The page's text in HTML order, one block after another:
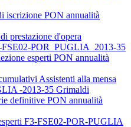
iscrizione PON annualità
prestazione d'opera
POR_PUGLIA_2013-35
esperti PON annualità
Assistenti alla mensa
-2013-35 Grimaldi
definitive PON annualità
F3-FSE02-POR-PUGLIA